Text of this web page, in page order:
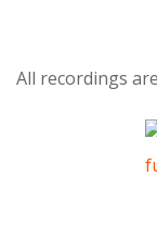
All recordings